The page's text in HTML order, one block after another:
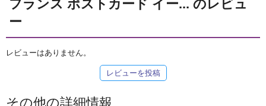
フランス ポストカード イー... のレビュ
ー
レビューはありません。
レビューを投稿
その他の詳細情報